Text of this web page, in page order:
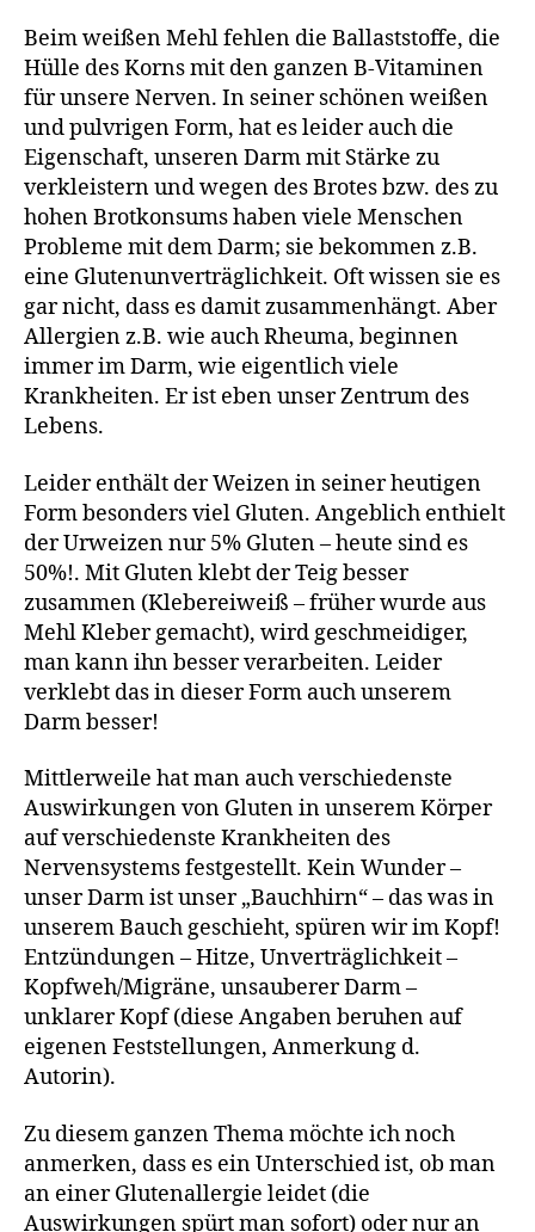
Beim weißen Mehl fehlen die Ballaststoffe, die
Hülle des Korns mit den ganzen B-Vitaminen
für unsere Nerven. In seiner schönen weißen
und pulvrigen Form, hat es leider auch die
Eigenschaft, unseren Darm mit Stärke zu
verkleistern und wegen des Brotes bzw. des zu
hohen Brotkonsums haben viele Menschen
Probleme mit dem Darm; sie bekommen z.B.
eine Glutenunverträglichkeit. Oft wissen sie es
gar nicht, dass es damit zusammenhängt. Aber
Allergien z.B. wie auch Rheuma, beginnen
immer im Darm, wie eigentlich viele
Krankheiten. Er ist eben unser Zentrum des
Lebens.
Leider enthält der Weizen in seiner heutigen
Form besonders viel Gluten. Angeblich enthielt
der Urweizen nur 5% Gluten – heute sind es
50%!. Mit Gluten klebt der Teig besser
zusammen (Klebereiweiß – früher wurde aus
Mehl Kleber gemacht), wird geschmeidiger,
man kann ihn besser verarbeiten. Leider
verklebt das in dieser Form auch unserem
Darm besser!
Mittlerweile hat man auch verschiedenste
Auswirkungen von Gluten in unserem Körper
auf verschiedenste Krankheiten des
Nervensystems festgestellt. Kein Wunder –
unser Darm ist unser „Bauchhirn“ – das was in
unserem Bauch geschieht, spüren wir im Kopf!
Entzündungen – Hitze, Unverträglichkeit –
Kopfweh/Migräne, unsauberer Darm –
unklarer Kopf (diese Angaben beruhen auf
eigenen Feststellungen, Anmerkung d.
Autorin).
Zu diesem ganzen Thema möchte ich noch
anmerken, dass es ein Unterschied ist, ob man
an einer Glutenallergie leidet (die
Auswirkungen spürt man sofort) oder nur an